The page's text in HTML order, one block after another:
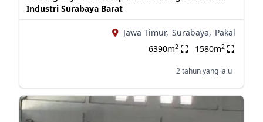
Industri Surabaya Barat
Jawa Timur, Surabaya, Pakal
6390m2 1580m2
2 tahun yang lalu